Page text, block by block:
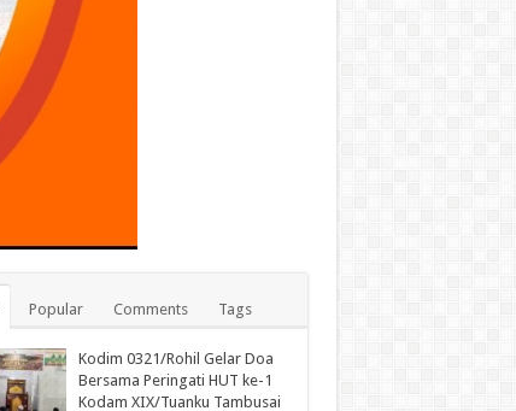
Popular Comments Tags
Kodim 0321/Rohil Gelar Doa
Bersama Peringati HUT ke-1
Kodam XIX/Tuanku Tambusai